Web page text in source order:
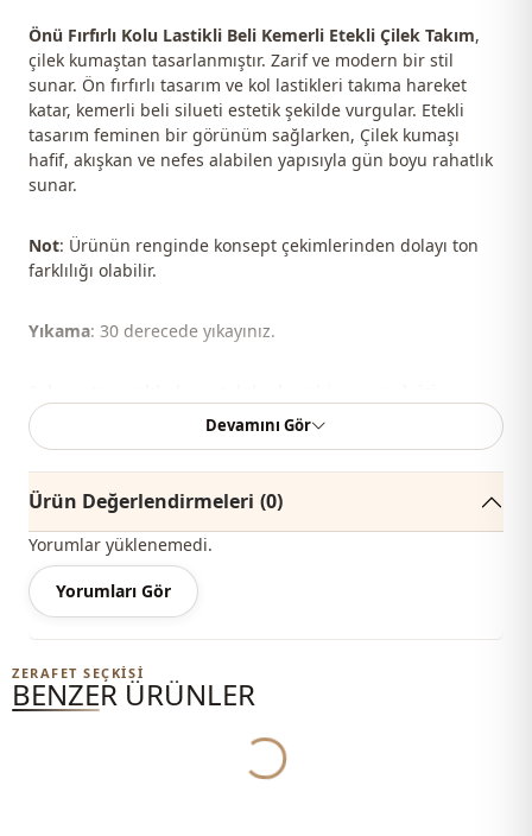
Önü Fırfırlı Kolu Lastikli Beli Kemerli Etekli Çilek Takım,
çilek kumaştan tasarlanmıştır. Zarif ve modern bir stil
sunar. Ön fırfırlı tasarım ve kol lastikleri takıma hareket
katar, kemerli beli silueti estetik şekilde vurgular. Etekli
tasarım feminen bir görünüm sağlarken, Çilek kumaşı
hafif, akışkan ve nefes alabilen yapısıyla gün boyu rahatlık
sunar.
Not: Ürünün renginde konsept çekimlerinden dolayı ton
farklılığı olabilir.
Yıkama: 30 derecede yıkayınız.
kullanılmıştır.
%6 Elastan , %50 Pamuk , %44 Polyester
Yaka Bisiklet yaka
Mevsi̇m Yazlık
Takım
Devamını Gör
Ürün Değerlendirmeleri (0)
Yorumlar yüklenemedi.
Yorumları Gör
ZERAFET SEÇKISI
BENZER ÜRÜNLER
Yukleniyor...